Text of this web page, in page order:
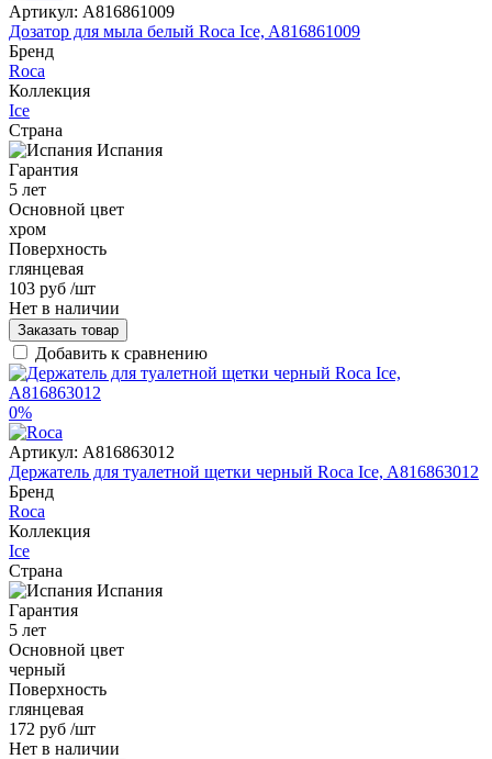
Артикул: A816861009
Дозатор для мыла белый Roca Ice, A816861009
Бренд
Roca
Коллекция
Ice
Страна
Испания
Гарантия
5 лет
Основной цвет
хром
Поверхность
глянцевая
103 руб /шт
Нет в наличии
Заказать товар
Добавить к сравнению
0%
Артикул: A816863012
Держатель для туалетной щетки черный Roca Ice, A816863012
Бренд
Roca
Коллекция
Ice
Страна
Испания
Гарантия
5 лет
Основной цвет
черный
Поверхность
глянцевая
172 руб /шт
Нет в наличии